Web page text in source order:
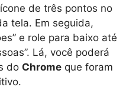
de três pontos no
tela. Em seguida,
e role para baixo até
Lá, você poderá
do Chrome que foram